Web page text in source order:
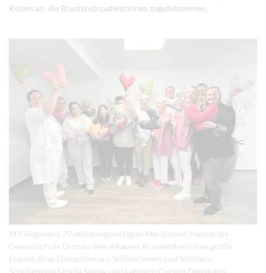
Kissen an, die Brustkrebspatientinnen zugutekommen
Mit insgesamt 79 selbstangefertigten Herzkissen machte die
Gesamtschule Gronau dem Ahauser Krankenhaus eine große
Freude. Eine Delegation aus Schülerinnen und Schülern,
Schulleiterin Ursula Steuer und Lehrerin Cerstin Diekmann